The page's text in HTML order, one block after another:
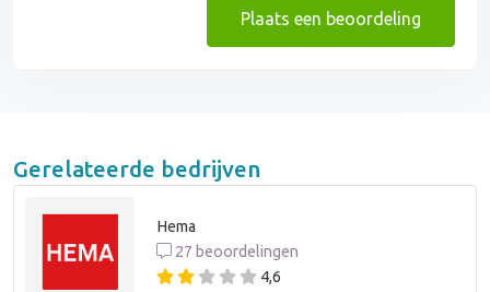
Plaats een beoordeling
Gerelateerde bedrijven
Hema
27 beoordelingen
4,6